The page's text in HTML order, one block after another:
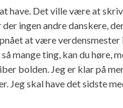
have. Det ville være at
ingen andre danskere,
at være verdensmester
mange ting, kan du høre,
bolden. Jeg er klar på
Jeg skal have det sidste